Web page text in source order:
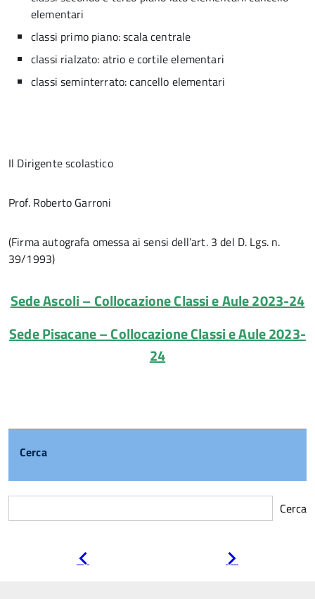
elementari
classi primo piano: scala centrale
classi rialzato: atrio e cortile elementari
classi seminterrato: cancello elementari
Il Dirigente scolastico
Prof. Roberto Garroni
(Firma autografa omessa ai sensi dell’art. 3 del D. Lgs. n.
39/1993)
Sede Ascoli – Collocazione Classi e Aule 2023-24
Sede Pisacane – Collocazione Classi e Aule 2023-
24
Cerca
Cerca